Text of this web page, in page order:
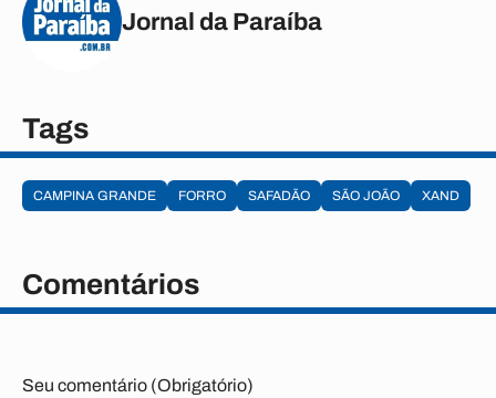
Jornal da Paraíba
Tags
CAMPINA GRANDE FORRO SAFADÃO SÃO JOÃO XAND
Comentários
Seu comentário (Obrigatório)